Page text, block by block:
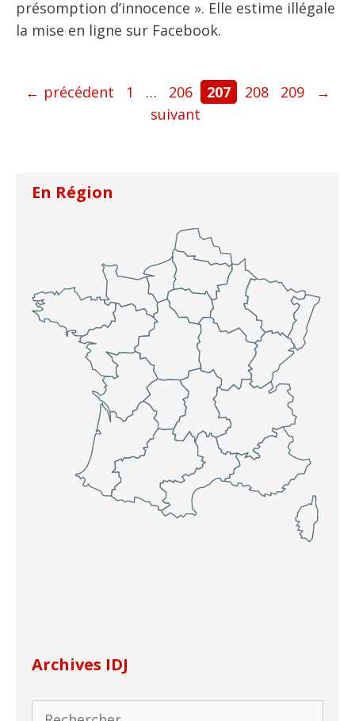
présomption d’innocence ». Elle estime illégale
la mise en ligne sur Facebook.
← précédent Page
1 … Page
206 Page
207 Page
208 Page
209
→
suivant
En Région
Archives IDJ
Rechercher :